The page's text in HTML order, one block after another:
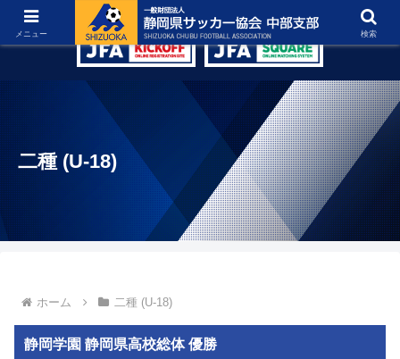
グラウンド紹介 リンク集 お問い合わせ
二種 (U-18)
ホーム 二種 (U-18)
静岡学園 静岡県高校総体 優勝
メニュー 検索